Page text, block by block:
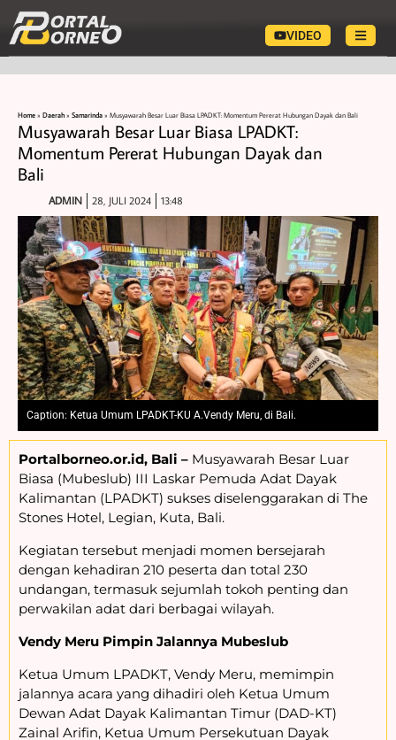
VIDEO
Home » Daerah » Samarinda » Musyawarah Besar Luar Biasa LPADKT: Momentum Pererat Hubungan Dayak dan Bali
Musyawarah Besar Luar Biasa LPADKT:
Momentum Pererat Hubungan Dayak dan
Bali
ADMIN 28, JULI 2024 13:48
Caption: Ketua Umum LPADKT-KU A.Vendy Meru, di Bali.
Portalborneo.or.id, Bali – Musyawarah Besar Luar
Biasa (Mubeslub) III Laskar Pemuda Adat Dayak
Kalimantan (LPADKT) sukses diselenggarakan di The
Stones Hotel, Legian, Kuta, Bali.
Kegiatan tersebut menjadi momen bersejarah
dengan kehadiran 210 peserta dan total 230
undangan, termasuk sejumlah tokoh penting dan
perwakilan adat dari berbagai wilayah.
Vendy Meru Pimpin Jalannya Mubeslub
Ketua Umum LPADKT, Vendy Meru, memimpin
jalannya acara yang dihadiri oleh Ketua Umum
Dewan Adat Dayak Kalimantan Timur (DAD-KT)
Zainal Arifin, Ketua Umum Persekutuan Dayak